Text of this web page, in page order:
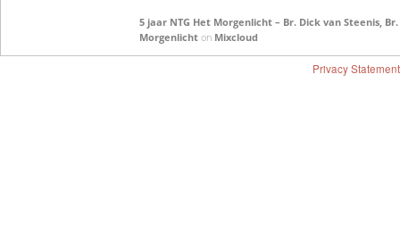
5 jaar NTG Het Morgenlicht – Br. Dick van Steenis,
Morgenlichton Mixcloud
Privacy Statement